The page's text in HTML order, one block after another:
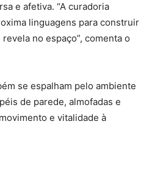
e afetiva. “A curadoria
linguagens para construir
no espaço”, comenta o
se espalham pelo ambiente
de parede, almofadas e
e vitalidade à